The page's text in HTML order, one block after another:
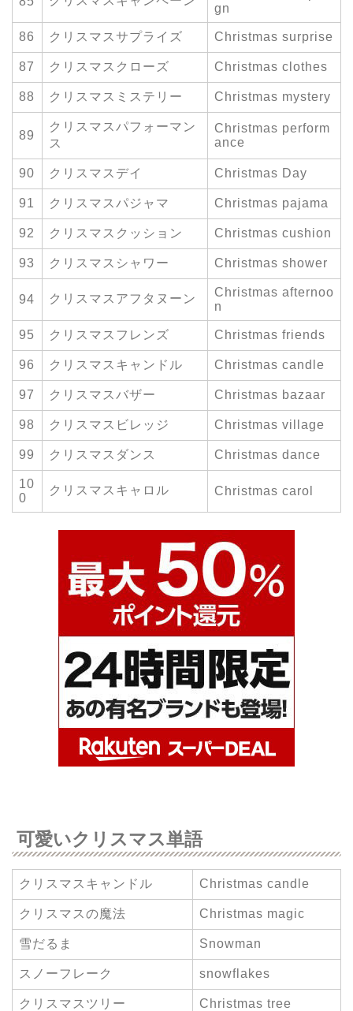
gn
86 クリスマスサプライズ Christmas surprise
87 クリスマスクローズ Christmas clothes
88 クリスマスミステリー Christmas mystery
89
クリスマスパフォーマン
ス
Christmas perform
ance
90 クリスマスデイ Christmas Day
91 クリスマスパジャマ Christmas pajama
92 クリスマスクッション Christmas cushion
93 クリスマスシャワー Christmas shower
94 クリスマスアフタヌーン
Christmas afternoo
n
95 クリスマスフレンズ Christmas friends
96 クリスマスキャンドル Christmas candle
97 クリスマスバザー Christmas bazaar
98 クリスマスビレッジ Christmas village
99 クリスマスダンス Christmas dance
10
0
クリスマスキャロル Christmas carol
可愛いクリスマス単語
クリスマスキャンドル Christmas candle
クリスマスの魔法 Christmas magic
雪だるま Snowman
スノーフレーク snowflakes
クリスマスツリー Christmas tree